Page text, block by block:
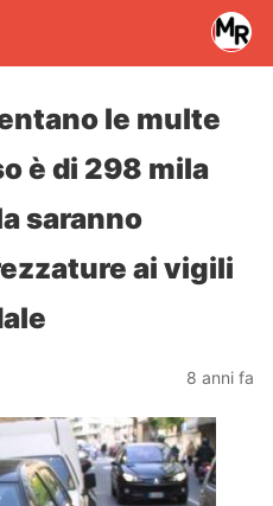
le multe
è di 298 mila
saranno
ai vigili
8 anni fa